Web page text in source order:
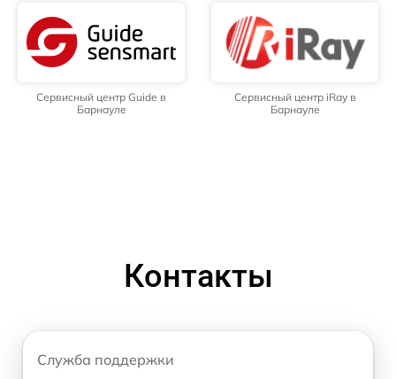
Сервисный центр Guide в
Барнауле
Сервисный центр iRay в
Барнауле
Контакты
Служба поддержки